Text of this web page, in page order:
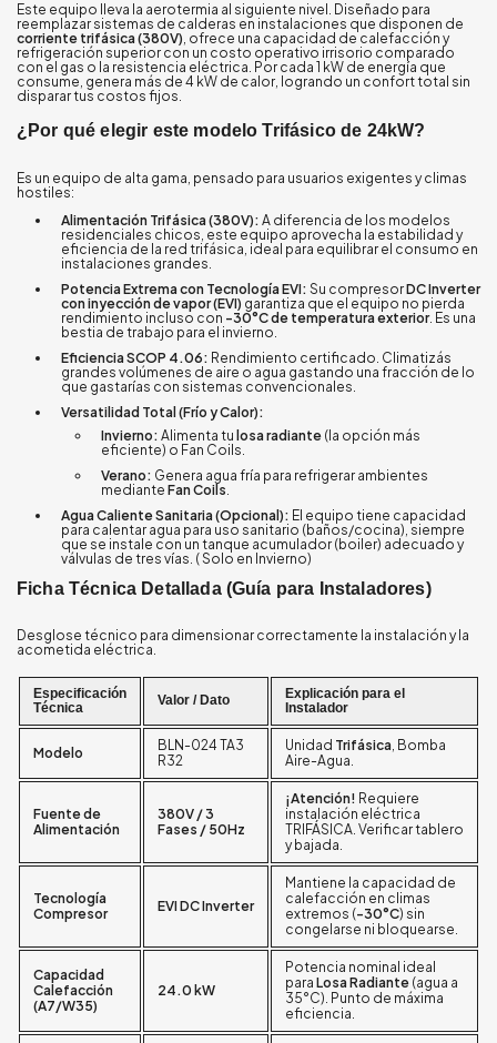
Este equipo lleva la aerotermia al siguiente nivel. Diseñado para
reemplazar sistemas de calderas en instalaciones que disponen de
corriente trifásica (380V), ofrece una capacidad de calefacción y
refrigeración superior con un costo operativo irrisorio comparado
con el gas o la resistencia eléctrica. Por cada 1 kW de energía que
consume, genera más de 4 kW de calor, logrando un confort total sin
disparar tus costos fijos.
¿Por qué elegir este modelo Trifásico de 24kW?
Es un equipo de alta gama, pensado para usuarios exigentes y climas
hostiles:
Alimentación Trifásica (380V): A diferencia de los modelos
residenciales chicos, este equipo aprovecha la estabilidad y
eficiencia de la red trifásica, ideal para equilibrar el consumo en
instalaciones grandes.
Potencia Extrema con Tecnología EVI: Su compresorDC Inverter
con inyección de vapor (EVI) garantiza que el equipo no pierda
rendimiento incluso con -30°C de temperatura exterior. Es una
bestia de trabajo para el invierno.
Eficiencia SCOP 4.06: Rendimiento certificado. Climatizás
grandes volúmenes de aire o agua gastando una fracción de lo
que gastarías con sistemas convencionales.
Versatilidad Total (Frío y Calor):
Invierno: Alimenta tu losa radiante (la opción más
eficiente) o Fan Coils.
Verano: Genera agua fría para refrigerar ambientes
mediante Fan Coils
Agua Caliente Sanitaria (Opcional): El equipo tiene capacidad
para calentar agua para uso sanitario (baños/cocina), siempre
que se instale con un tanque acumulador (boiler) adecuado y
válvulas de tres vías. ( Solo en Invierno)
Ficha Técnica Detallada (Guía para Instaladores)
Desglose técnico para dimensionar correctamente la instalación y la
acometida eléctrica.
Especificación
Técnica
Valor / Dato
Explicación para el
Instalador
Modelo
BLN-024 TA3
R32
Unidad Trifásica, Bomba
Aire-Agua.
Fuente de
Alimentación
380V / 3
Fases / 50Hz
¡Atención! Requiere
instalación eléctrica
TRIFÁSICA. Verificar tablero
y bajada.
Tecnología
Compresor
EVI DC Inverter
Mantiene la capacidad de
calefacción en climas
extremos (-30°C) sin
congelarse ni bloquearse.
Capacidad
Calefacción
(A7/W35)
24.0 kW
Potencia nominal ideal
para Losa Radiante (agua a
35°C). Punto de máxima
eficiencia.